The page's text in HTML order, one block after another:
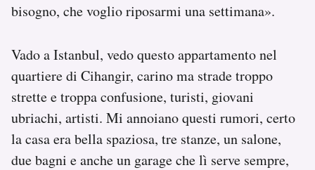
bisogno, che voglio riposarmi una settimana».
Vado a Istanbul, vedo questo appartamento nel
quartiere di Cihangir, carino ma strade troppo
strette e troppa confusione, turisti, giovani
ubriachi, artisti. Mi annoiano questi rumori, certo
la casa era bella spaziosa, tre stanze, un salone,
due bagni e anche un garage che lì serve sempre,